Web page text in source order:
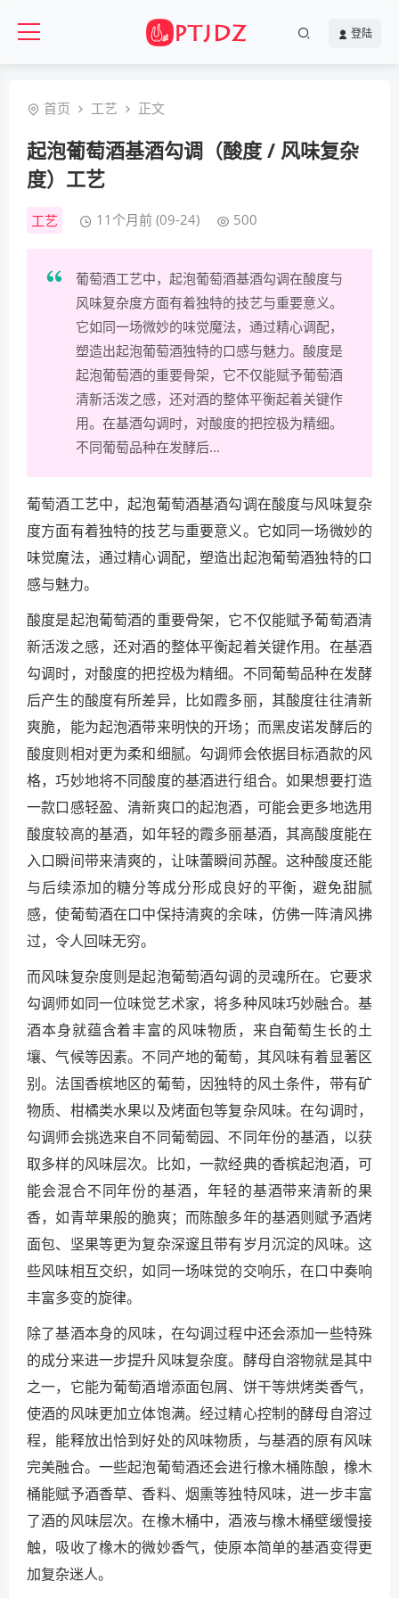
登陆
首页 工艺 正文
起泡葡萄酒基酒勾调（酸度 / 风味复杂
度）工艺
工艺 11个月前 (09-24) 500
葡萄酒工艺中，起泡葡萄酒基酒勾调在酸度与
风味复杂度方面有着独特的技艺与重要意义。
它如同一场微妙的味觉魔法，通过精心调配，
塑造出起泡葡萄酒独特的口感与魅力。酸度是
起泡葡萄酒的重要骨架，它不仅能赋予葡萄酒
清新活泼之感，还对酒的整体平衡起着关键作
用。在基酒勾调时，对酸度的把控极为精细。
不同葡萄品种在发酵后...
葡萄酒工艺中，起泡葡萄酒基酒勾调在酸度与风味复杂
度方面有着独特的技艺与重要意义。它如同一场微妙的
味觉魔法，通过精心调配，塑造出起泡葡萄酒独特的口
感与魅力。
酸度是起泡葡萄酒的重要骨架，它不仅能赋予葡萄酒清
新活泼之感，还对酒的整体平衡起着关键作用。在基酒
勾调时，对酸度的把控极为精细。不同葡萄品种在发酵
后产生的酸度有所差异，比如霞多丽，其酸度往往清新
爽脆，能为起泡酒带来明快的开场；而黑皮诺发酵后的
酸度则相对更为柔和细腻。勾调师会依据目标酒款的风
格，巧妙地将不同酸度的基酒进行组合。如果想要打造
一款口感轻盈、清新爽口的起泡酒，可能会更多地选用
酸度较高的基酒，如年轻的霞多丽基酒，其高酸度能在
入口瞬间带来清爽的，让味蕾瞬间苏醒。这种酸度还能
与后续添加的糖分等成分形成良好的平衡，避免甜腻
感，使葡萄酒在口中保持清爽的余味，仿佛一阵清风拂
过，令人回味无穷。
而风味复杂度则是起泡葡萄酒勾调的灵魂所在。它要求
勾调师如同一位味觉艺术家，将多种风味巧妙融合。基
酒本身就蕴含着丰富的风味物质，来自葡萄生长的土
壤、气候等因素。不同产地的葡萄，其风味有着显著区
别。法国香槟地区的葡萄，因独特的风土条件，带有矿
物质、柑橘类水果以及烤面包等复杂风味。在勾调时，
勾调师会挑选来自不同葡萄园、不同年份的基酒，以获
取多样的风味层次。比如，一款经典的香槟起泡酒，可
能会混合不同年份的基酒，年轻的基酒带来清新的果
香，如青苹果般的脆爽；而陈酿多年的基酒则赋予酒烤
面包、坚果等更为复杂深邃且带有岁月沉淀的风味。这
些风味相互交织，如同一场味觉的交响乐，在口中奏响
丰富多变的旋律。
除了基酒本身的风味，在勾调过程中还会添加一些特殊
的成分来进一步提升风味复杂度。酵母自溶物就是其中
之一，它能为葡萄酒增添面包屑、饼干等烘烤类香气，
使酒的风味更加立体饱满。经过精心控制的酵母自溶过
程，能释放出恰到好处的风味物质，与基酒的原有风味
完美融合。一些起泡葡萄酒还会进行橡木桶陈酿，橡木
桶能赋予酒香草、香料、烟熏等独特风味，进一步丰富
了酒的风味层次。在橡木桶中，酒液与橡木桶壁缓慢接
触，吸收了橡木的微妙香气，使原本简单的基酒变得更
加复杂迷人。